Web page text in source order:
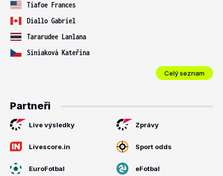
Tiafoe Frances
Diallo Gabriel
Tararudee Lanlana
Siniaková Kateřina
Celý seznam
Partneři
Live výsledky Zprávy
Livescore.in Sport odds
EuroFotbal eFotbal